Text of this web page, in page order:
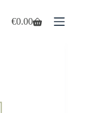
Winkelwagen
€0.00